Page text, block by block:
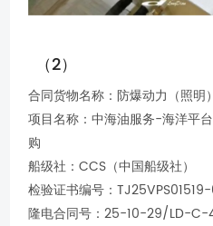
（2）
合同货物名称：防爆动力（照明
项目名称：中海油服务-海洋平
购
船级社：CCS（中国船级社）
检验证书编号：
隆电合同号：25-10-29/LD-C-